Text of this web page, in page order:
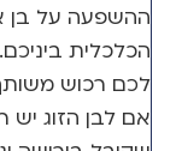
ההשפעה על בן
הכלכלית
לכם רכוש
אם לבן הזוג יש